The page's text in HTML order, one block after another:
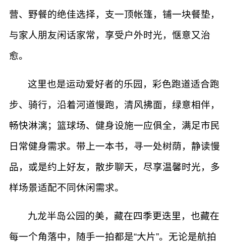
营、野餐的绝佳选择，支一顶帐篷，铺一块餐垫，
与家人朋友闲话家常，享受户外时光，惬意又治
愈。
这里也是运动爱好者的乐园，彩色跑道适合跑
步、骑行，沿着河道慢跑，清风拂面，绿意相伴，
畅快淋漓；篮球场、健身设施一应俱全，满足市民
日常健身需求。带上一本书，寻一处树荫，静读慢
品，或是约上好友，散步聊天，尽享温馨时光，多
样场景适配不同休闲需求。
九龙半岛公园的美，藏在四季更迭里，也藏在
每一个角落中，随手一拍都是“大片”。无论是航拍